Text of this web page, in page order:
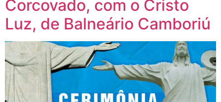
Corcovado, com o Cristo
Luz, de Balneário Camboriú